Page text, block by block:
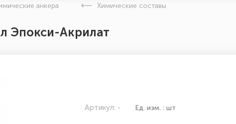
детали
анкера Химические составы
Эпокси-Акрилат
Артикул: - Ед. изм. : шт